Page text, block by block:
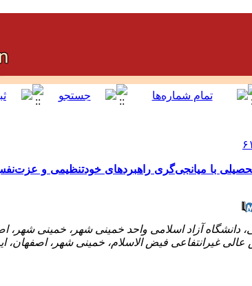
با میانجی‌گری راهبردهای خود‌تنظیمی و